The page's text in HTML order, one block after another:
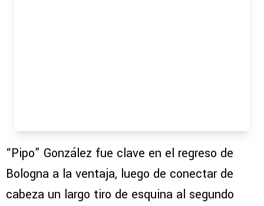
“Pipo” González fue clave en el regreso de
Bologna a la ventaja, luego de conectar de
cabeza un largo tiro de esquina al segundo